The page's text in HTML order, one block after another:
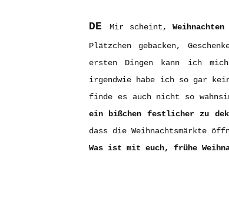
DE Mir scheint,
Plätzchen gebacken,
ersten Dingen kann ich
irgendwie habe ich so gar
finde es auch nicht so
ein bißchen festlicher zu
dass die Weihnachtsmärkte
Was ist mit euch, frühe